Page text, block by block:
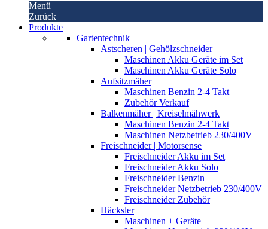
Menü
Zurück
Produkte
Gartentechnik
Astscheren | Gehölzschneider
Maschinen Akku Geräte im Set
Maschinen Akku Geräte Solo
Aufsitzmäher
Maschinen Benzin 2-4 Takt
Zubehör Verkauf
Balkenmäher | Kreiselmähwerk
Maschinen Benzin 2-4 Takt
Maschinen Netzbetrieb 230/400V
Freischneider | Motorsense
Freischneider Akku im Set
Freischneider Akku Solo
Freischneider Benzin
Freischneider Netzbetrieb 230/400V
Freischneider Zubehör
Häcksler
Maschinen + Geräte